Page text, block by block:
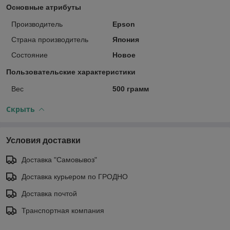
Основные атрибуты
Производитель
Epson
Страна производитель
Япония
Состояние
Новое
Пользовательские характеристики
Вес 500 грамм
Скрыть
Условия доставки
Доставка "Самовывоз"
Доставка курьером по ГРОДНО
Доставка почтой
Транспортная компания